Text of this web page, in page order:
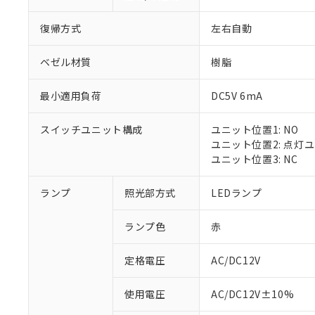
復帰方式 左右自動
ベゼル材質 樹脂
最小適用負荷 DC5V 6mA
スイッチユニット構成
ユニット位置1: NO
ユニット位置2: 点灯
ユニット位置3: NC
ランプ 照光部方式 LEDランプ
ランプ色 赤
定格電圧 AC/DC12V
使用電圧 AC/DC12V±10%
※1 対応状況